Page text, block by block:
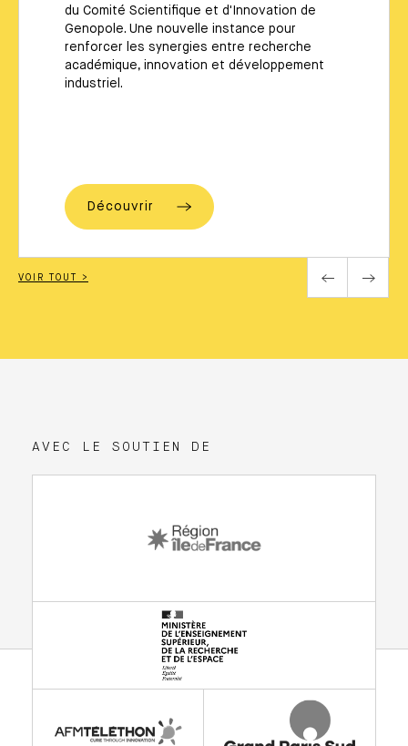
du Comité Scientifique et d'Innovation de
Genopole. Une nouvelle instance pour
renforcer les synergies entre recherche
académique, innovation et développement
industriel.
Découvrir
VOIR TOUT >
AVEC LE SOUTIEN DE